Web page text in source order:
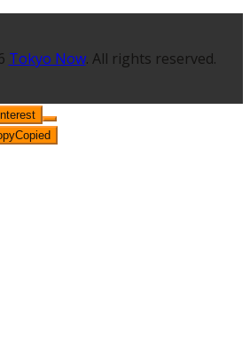
Tokyo Now. All rights reserved.
Copied